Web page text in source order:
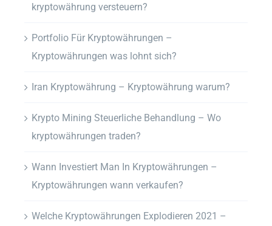
kryptowährung versteuern?
Portfolio Für Kryptowährungen –
Kryptowährungen was lohnt sich?
Iran Kryptowährung – Kryptowährung warum?
Krypto Mining Steuerliche Behandlung – Wo
kryptowährungen traden?
Wann Investiert Man In Kryptowährungen –
Kryptowährungen wann verkaufen?
Welche Kryptowährungen Explodieren 2021 –